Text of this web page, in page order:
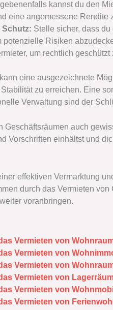
kannst du den
eine angemessene Rendite
Stelle sicher, dass
potenzielle Risiken
um rechtlich geschützt
eine ausgezeichnete
zu erreichen. Eine
Verwaltung sind der
Geschäftsräumen auch
Vorschriften einhältst und
effektiven Vermarktung
durch das Vermieten
voranbringen.
Vermieten von
Vermieten von
Vermieten von
Vermieten von
Vermieten von
Vermieten von